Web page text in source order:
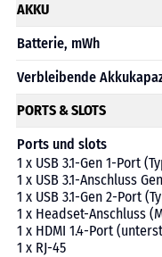
AKKU
Batterie, mWh
Verbleibende
PORTS & SLOTS
Ports und slots
1 x USB 3.1-Gen 1-Port
1 x USB 3.1-Anschluss
1 x USB 3.1-Gen 2-Port
1 x Headset-Anschluss
1 x HDMI 1.4-Port
1 x RJ-45